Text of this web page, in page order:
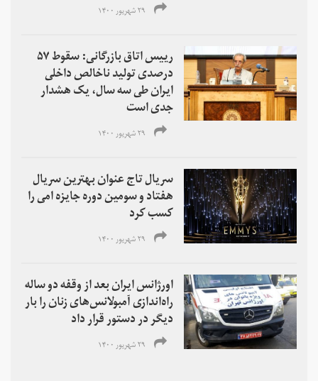
۲۹ شهریور ۱۴۰۰
رییس اتاق بازرگانی: سقوط ۵۷
درصدی تولید ناخالص داخلی
ایران طی سه سال، یک هشدار
جدی است
۲۹ شهریور ۱۴۰۰
سریال تاج عنوان بهترین سریال
هفتاد و سومین دوره جایزه امی را
کسب کرد
۲۹ شهریور ۱۴۰۰
اورژانس ایران بعد از وقفه‌ دو ساله
راه‌اندازی آمبولانس‌های زنان را بار
دیگر در دستور قرار داد
۲۹ شهریور ۱۴۰۰